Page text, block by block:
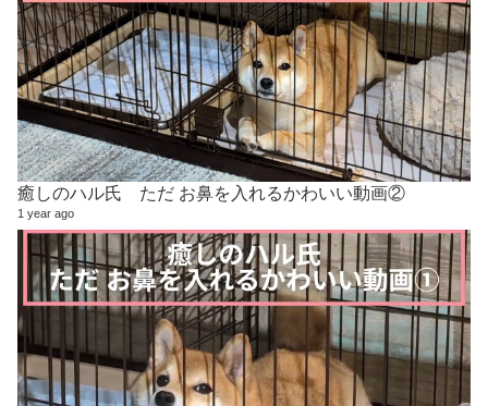
癒しのハル氏 ただ お鼻を入れるかわいい動画②
1 year ago